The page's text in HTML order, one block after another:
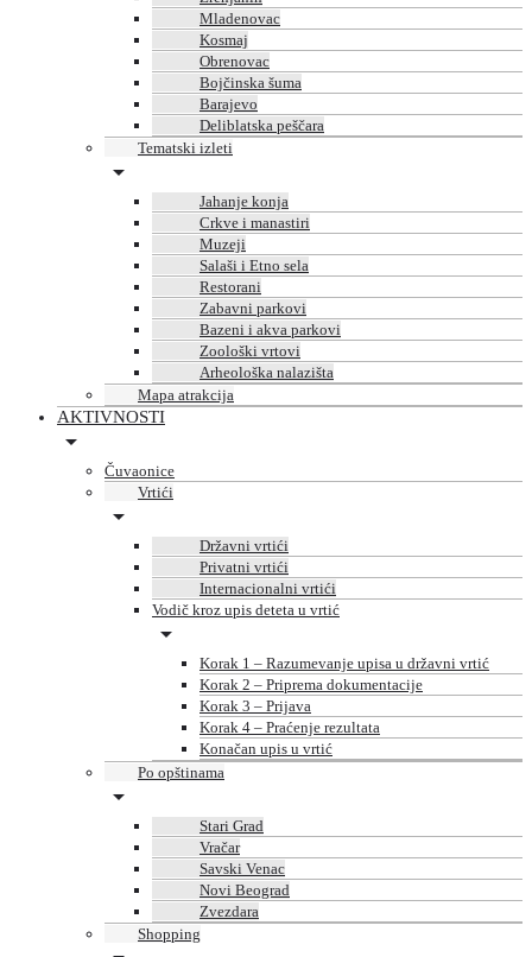
Mladenovac
Kosmaj
Obrenovac
Bojčinska šuma
Barajevo
Deliblatska peščara
Tematski izleti
Jahanje konja
Crkve i manastiri
Muzeji
Salaši i Etno sela
Restorani
Zabavni parkovi
Bazeni i akva parkovi
Zoološki vrtovi
Arheološka nalazišta
Mapa atrakcija
AKTIVNOSTI
Čuvaonice
Vrtići
Državni vrtići
Privatni vrtići
Internacionalni vrtići
Vodič kroz upis deteta u vrtić
Korak 1 – Razumevanje upisa u državni vrtić
Korak 2 – Priprema dokumentacije
Korak 3 – Prijava
Korak 4 – Praćenje rezultata
Konačan upis u vrtić
Po opštinama
Stari Grad
Vračar
Savski Venac
Novi Beograd
Zvezdara
Shopping